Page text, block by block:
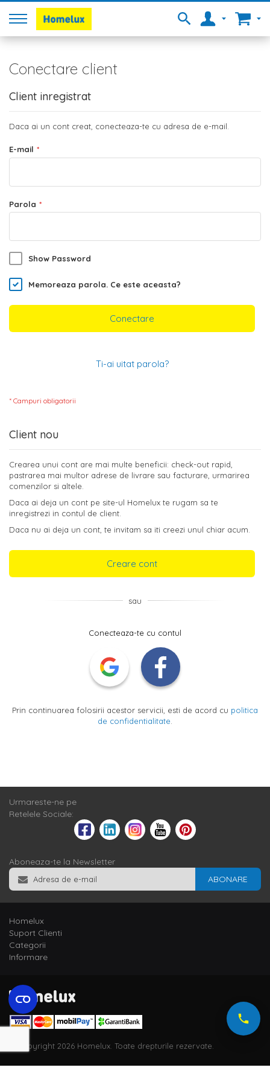
Conectare client
Client inregistrat
Daca ai un cont creat, conecteaza-te cu adresa de e-mail.
E-mail
Parola
Show Password
Memoreaza parola. Ce este aceasta?
Conectare
Ti-ai uitat parola?
Client nou
Crearea unui cont are mai multe beneficii: check-out rapid,
pastrarea mai multor adrese de livrare sau facturare, urmarirea
comenzilor si altele.
Daca ai deja un cont pe site-ul Homelux te rugam sa te
inregistrezi in contul de client.
Daca nu ai deja un cont, te invitam sa iti creezi unul chiar acum.
Creare cont
sau
Conecteaza-te cu contul
Prin continuarea folosirii acestor servicii, esti de acord cu politica
de confidentialitate
Urmareste-ne pe
Retelele Sociale:
Aboneaza-te la Newsletter
ABONARE
Homelux
Suport Clienti
Categorii
Informare
© Copyright 2026 Homelux. Toate drepturile rezervate.